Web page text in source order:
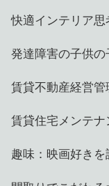
快適インテリア思
発達障害の子供の
賃貸不動産経営管
賃貸住宅メンテ
趣味：映画好きを